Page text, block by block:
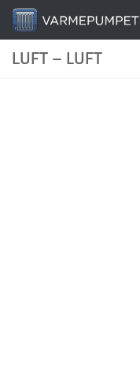
Skip to content
LUFT – LUFT